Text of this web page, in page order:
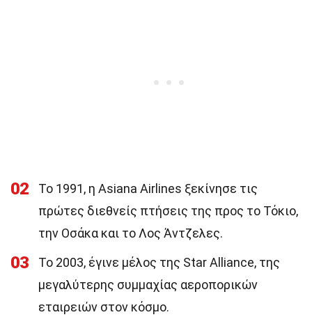
02
Το 1991, η Asiana Airlines ξεκίνησε τις
πρώτες διεθνείς πτήσεις της προς το Τόκιο,
την Οσάκα και το Λος Άντζελες.
03
Το 2003, έγινε μέλος της Star Alliance, της
μεγαλύτερης συμμαχίας αεροπορικών
εταιρειών στον κόσμο.